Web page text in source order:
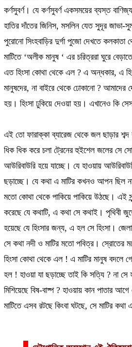
কর্ণসুবর্ণ। যে কর্ণসুবর্ণ একসময়ের ব্যস্ত
হাতির দাঁতের জিনিস, মসলিন যেত সুদূর জাভা-
পুরোনো সিংহবাড়ির দুর্গা পুজো দেখতে কলকাতা
মাটিতে ‘অলীক মানুষ ‘ এর চরিত্ররা ঘুরে
এত হিংসা কোথা থেকে এল ? এ অন্ধকার, এ
মানুষদের, না বাইরে থেকে ঢোকানো ? আমাদের
হয়। হিংসা ঢুকিয়ে দেওয়া হয়। এখানেও কি
এই তো ফারাক্কা ব্যারেজ থেকে জল ছাড়ার
ধিক ধিক করে চলা ট্রেনের হুইশেল জলের সে সো
আউরিবাউরি হয়ে যাচ্ছে। যে হাওয়ায়
ছড়াচ্ছে। যে কথা এ মাটির কখনও আপন ছিল
মতো কোথা থেকে পাকিয়ে পাকিয়ে উঠছে। এই
করেছে যে কথাটি, এ কথা সে কথাই। পৃথিবী
হয়েছে যে হিংসার জন্য, এ হল সে হিংসা।
সে কথা নদী ও মাটির মতো পবিত্র। স্রোতের
হিংসা কোথা থেকে এল ! এ মাটির মানুষ বদলে
হল ! হাওয়া যা ছড়াচ্ছে তাই কি সত্যি ? না সে
মিশিয়েছে বিষ-বাষ্প ? হাওয়ায় কান পাতার
মাটিতে এসব রটছে কিংবা ঘটছে, সে মাটির কথা